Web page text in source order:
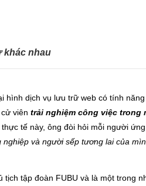
khác nhau
hình dịch vụ lưu trữ web có tính
viên trải nghiệm công việc trong
tế này, ông đòi hỏi mỗi người
và người sếp tương lai của
tập đoàn FUBU và là một trong